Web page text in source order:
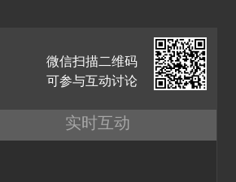
微信扫描二维码
可参与互动讨论
实时互动